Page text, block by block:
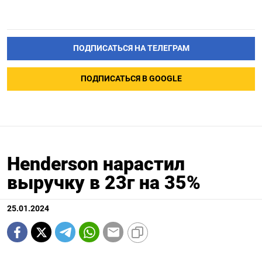
ПОДПИСАТЬСЯ НА ТЕЛЕГРАМ
ПОДПИСАТЬСЯ В GOOGLE
Henderson нарастил
выручку в 23г на 35%
25.01.2024